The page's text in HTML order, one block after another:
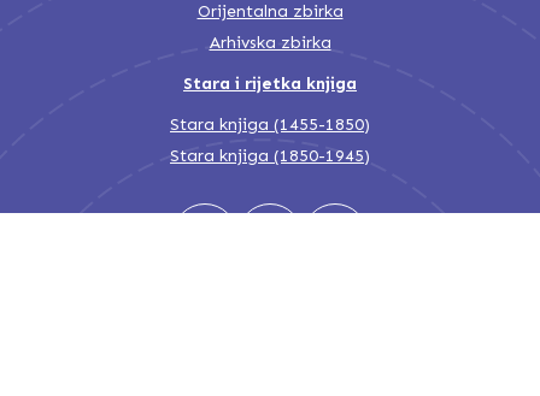
Orijentalna zbirka
Arhivska zbirka
Stara i rijetka knjiga
Stara knjiga (1455-1850)
Stara knjiga (1850-1945)